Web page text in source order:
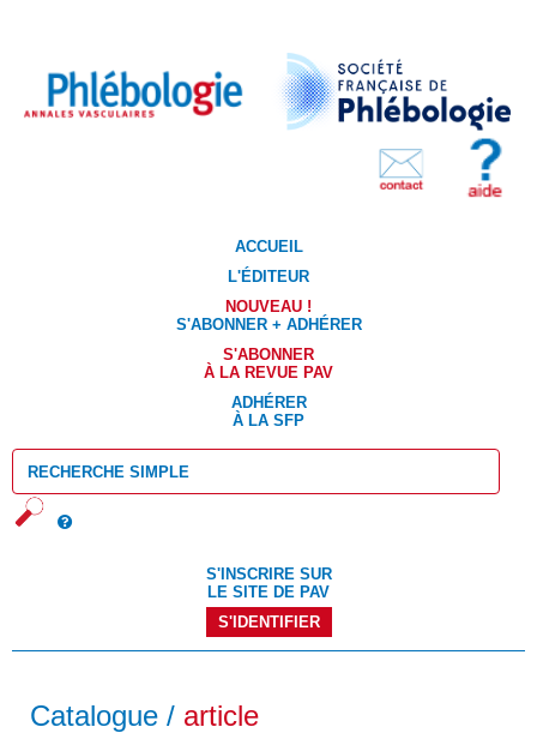
ACCUEIL
L'ÉDITEUR
NOUVEAU !
S'ABONNER + ADHÉRER
S'ABONNER
À LA REVUE PAV
ADHÉRER
À LA SFP
S'INSCRIRE SUR
LE SITE DE PAV
S'IDENTIFIER
Catalogue / article